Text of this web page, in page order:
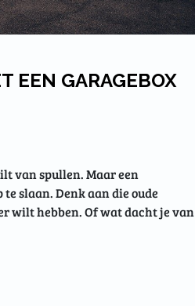
EEN GARAGEBOX
van spullen. Maar een
slaan. Denk aan die oude
wilt hebben. Of wat dacht je van